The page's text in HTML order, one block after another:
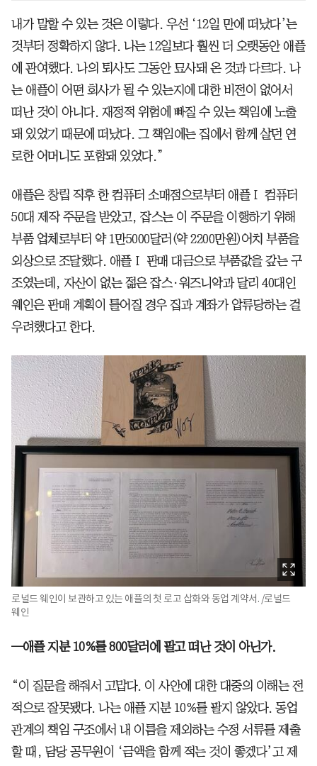
내가 말할 수 있는 것은 이렇다. 우선 ‘12일 만에 떠났다’는
것부터 정확하지 않다. 나는 12일보다 훨씬 더 오랫동안 애플
에 관여했다. 나의 퇴사도 그동안 묘사돼 온 것과 다르다. 나
는 애플이 어떤 회사가 될 수 있는지에 대한 비전이 없어서
떠난 것이 아니다. 재정적 위험에 빠질 수 있는 책임에 노출
돼 있었기 때문에 떠났다. 그 책임에는 집에서 함께 살던 연
로한 어머니도 포함돼 있었다.”
애플은 창립 직후 한 컴퓨터 소매점으로부터 애플Ⅰ 컴퓨터
50대 제작 주문을 받았고, 잡스는 이 주문을 이행하기 위해
부품 업체로부터 약 1만5000달러(약 2200만원)어치 부품을
외상으로 조달했다. 애플Ⅰ 판매 대금으로 부품값을 갚는 구
조였는데, 자산이 없는 젊은 잡스·워즈니악과 달리 40대인
웨인은 판매 계획이 틀어질 경우 집과 계좌가 압류당하는 걸
우려했다고 한다.
로널드 웨인이 보관하고 있는 애플의 첫 로고 삽화와 동업 계약서. /로널드
웨인
─애플 지분 10%를 800달러에 팔고 떠난 것이 아닌가.
“이 질문을 해줘서 고맙다. 이 사안에 대한 대중의 이해는 전
적으로 잘못됐다. 나는 애플 지분 10%를 팔지 않았다. 동업
관계의 책임 구조에서 내 이름을 제외하는 수정 서류를 제출
할 때, 담당 공무원이 ‘금액을 함께 적는 것이 좋겠다’고 제